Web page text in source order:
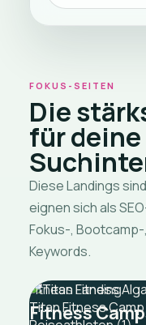
FOKUS-SEITEN
Die
für deine
Diese Landings
eignen sich als
Fokus-,
Keywords.
Fitness Landing
Fitness